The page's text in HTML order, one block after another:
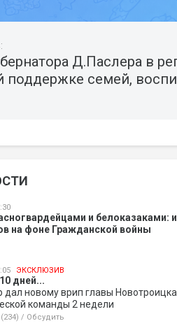
Д.Паслера в
поддержке семей,
и белоказаками:
на фоне Гражданской войны
ЭКСКЛЮЗИВ
дней...
дал новому врип главы
команды 2 недели
/ Обсудить